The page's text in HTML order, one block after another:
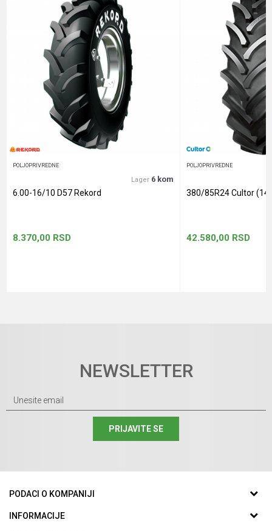
Anti-spam zaštita - izračunajte koliko je 9 - 4 :
POLJOPRIVREDNE
Lager 6 kom
6.00-16/10 D57 Rekord
8.370,00 RSD
POLJOPRIVREDNE
380/85R24 Cultor
42.580,00 RSD
NEWSLETTER
PRIJAVITE SE
PODACI O KOMPANIJI
GUMA CENTAR DOO
INFORMACIJE